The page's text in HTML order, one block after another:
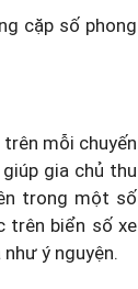
cặp số phong
mỗi chuyến
gia chủ thu
trong một số
trên biển số xe
ý nguyện.